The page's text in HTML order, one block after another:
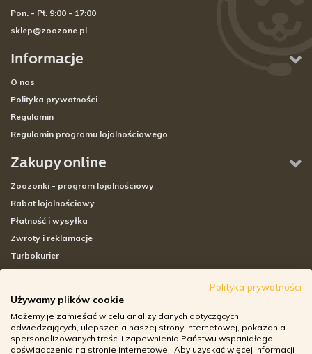
Informacje
O nas
Polityka prywatności
Regulamin
Regulamin programu lojalnościowego
Zakupy online
Zoozonki - program lojalnościowy
Rabat lojalnościowy
Płatność i wysyłka
Zwroty i reklamacje
Turbokurier
Adresy sklepów stacjonarnych
Godziny otwarcia sklepów
Aplikacja zoozone.pl
Pon. - Pt. 9:00 - 17:00
sklep@zoozone.pl
Polityka prywatności
Używamy plików cookie
Możemy je zamieścić w celu analizy danych dotyczących
odwiedzających, ulepszenia naszej strony internetowej, pokazania
spersonalizowanych treści i zapewnienia Państwu wspaniałego
doświadczenia na stronie internetowej. Aby uzyskać więcej informacji